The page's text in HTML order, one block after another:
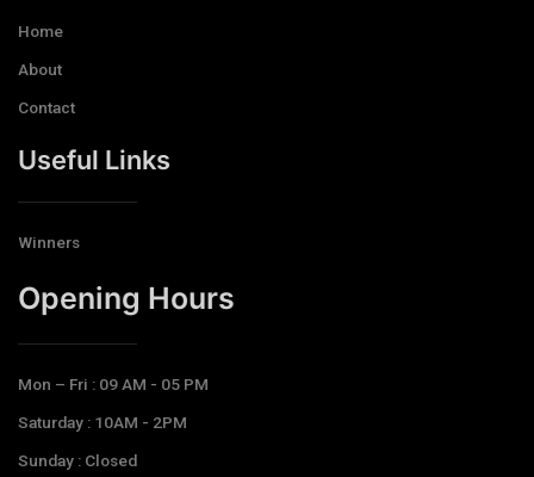
Home
About
Contact
Useful Links
Winners
Opening Hours​
Mon – Fri : 09 AM - 05 PM
Saturday : 10AM - 2PM
Sunday : Closed